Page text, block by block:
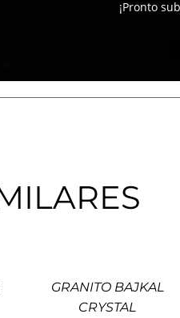
¡Pronto
GRANITO BAJKAL
CRYSTAL